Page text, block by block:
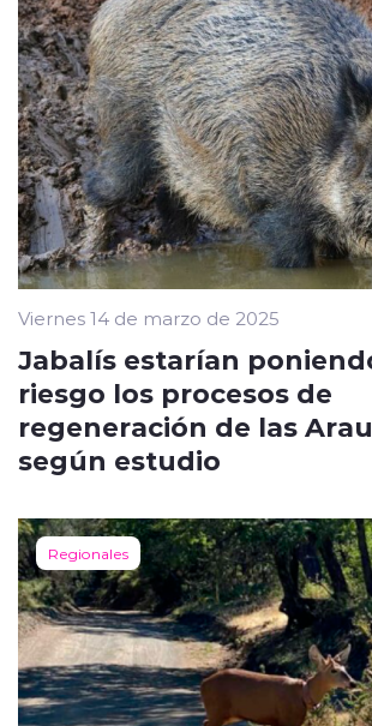
Viernes 14 de marzo de 2025
Jabalís estarían
riesgo los procesos de
regeneración de las
según estudio
Regionales